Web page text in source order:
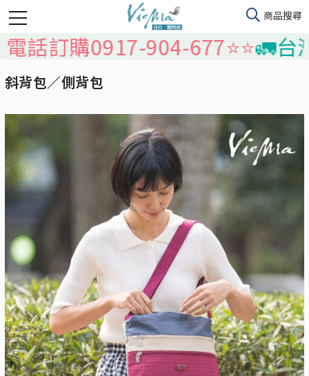
購0917-904-677⭐️⭐️🚛台灣本
斜背包／側背包